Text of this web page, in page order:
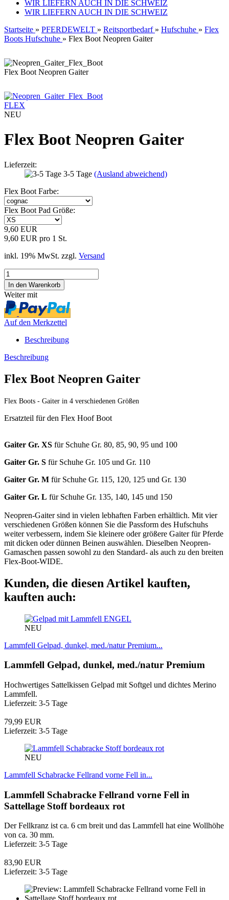
WIR LIEFERN AUCH IN DIE SCHWEIZ
WIR LIEFERN AUCH IN DIE SCHWEIZ
Startseite » PFERDEWELT » Reitsportbedarf » Hufschuhe » Flex
Boots Hufschuhe » Flex Boot Neopren Gaiter
Flex Boot Neopren Gaiter
FLEX
NEU
Flex Boot Neopren Gaiter
Lieferzeit:
3-5 Tage (Ausland abweichend)
Flex Boot Farbe:
Flex Boot Pad Größe:
9,60 EUR
9,60 EUR pro 1 St.
inkl. 19% MwSt. zzgl. Versand
Weiter mit
Auf den Merkzettel
Beschreibung
Beschreibung
Flex Boot Neopren Gaiter
Flex Boots - Gaiter in 4 verschiedenen Größen
Ersatzteil für den Flex Hoof Boot
Gaiter Gr. XS für Schuhe Gr. 80, 85, 90, 95 und 100
Gaiter Gr. S für Schuhe Gr. 105 und Gr. 110
Gaiter Gr. M für Schuhe Gr. 115, 120, 125 und Gr. 130
Gaiter Gr. L für Schuhe Gr. 135, 140, 145 und 150
Neopren-Gaiter sind in vielen lebhaften Farben erhältlich. Mit vier
verschiedenen Größen können Sie die Passform des Hufschuhs
weiter verbessern, indem Sie kleinere oder größere Gaiter für Pferde
mit dicken oder dünnen Beinen auswählen. Dieselben Neopren-
Gamaschen passen sowohl zu den Standard- als auch zu den breiten
Flex-Boot-WIDE.
Kunden, die diesen Artikel kauften,
kauften auch:
ENGEL
NEU
Lammfell Gelpad, dunkel, med./natur Premium...
Lammfell Gelpad, dunkel, med./natur Premium
Hochwertiges Sattelkissen Gelpad mit Softgel und dichtes Merino
Lammfell.
Lieferzeit: 3-5 Tage
79,99 EUR
Lieferzeit: 3-5 Tage
NEU
Lammfell Schabracke Fellrand vorne Fell in...
Lammfell Schabracke Fellrand vorne Fell in
Sattellage Stoff bordeaux rot
Der Fellkranz ist ca. 6 cm breit und das Lammfell hat eine Wollhöhe
von ca. 30 mm.
Lieferzeit: 3-5 Tage
83,90 EUR
Lieferzeit: 3-5 Tage